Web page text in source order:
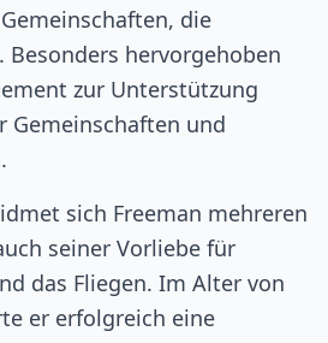
die
hervorgehoben
zur Unterstützung
Gemeinschaften und
sich Freeman mehreren
seiner Vorliebe für
das Fliegen. Im Alter von
er erfolgreich eine